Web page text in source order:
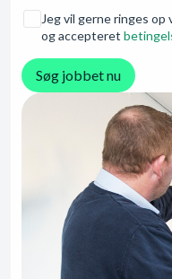
Jeg vil gerne ringes
og accepteret
Søg jobbet nu